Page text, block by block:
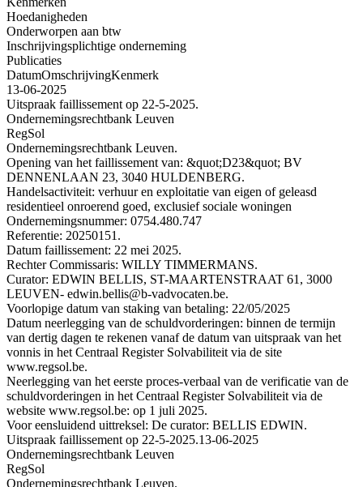
Hoedanigheden
Onderworpen aan btw
Inschrijvingsplichtige onderneming
Publicaties
DatumOmschrijvingKenmerk
13-06-2025
Uitspraak faillissement op 22-5-2025.
Ondernemingsrechtbank Leuven
RegSol
Ondernemingsrechtbank Leuven.
Opening van het faillissement van: &quot;D23&quot; BV
DENNENLAAN 23, 3040 HULDENBERG.
Handelsactiviteit: verhuur en exploitatie van eigen of geleasd
residentieel onroerend goed, exclusief sociale woningen
Ondernemingsnummer: 0754.480.747
Referentie: 20250151.
Datum faillissement: 22 mei 2025.
Rechter Commissaris: WILLY TIMMERMANS.
Curator: EDWIN BELLIS, ST-MAARTENSTRAAT 61, 3000
LEUVEN- edwin.bellis@b-vadvocaten.be.
Voorlopige datum van staking van betaling: 22/05/2025
Datum neerlegging van de schuldvorderingen: binnen de termijn
van dertig dagen te rekenen vanaf de datum van uitspraak van het
vonnis in het Centraal Register Solvabiliteit via de site
www.regsol.be.
Neerlegging van het eerste proces-verbaal van de verificatie van de
schuldvorderingen in het Centraal Register Solvabiliteit via de
website www.regsol.be: op 1 juli 2025.
Voor eensluidend uittreksel: De curator: BELLIS EDWIN.
Uitspraak faillissement op 22-5-2025.13-06-2025
Ondernemingsrechtbank Leuven
RegSol
Ondernemingsrechtbank Leuven.